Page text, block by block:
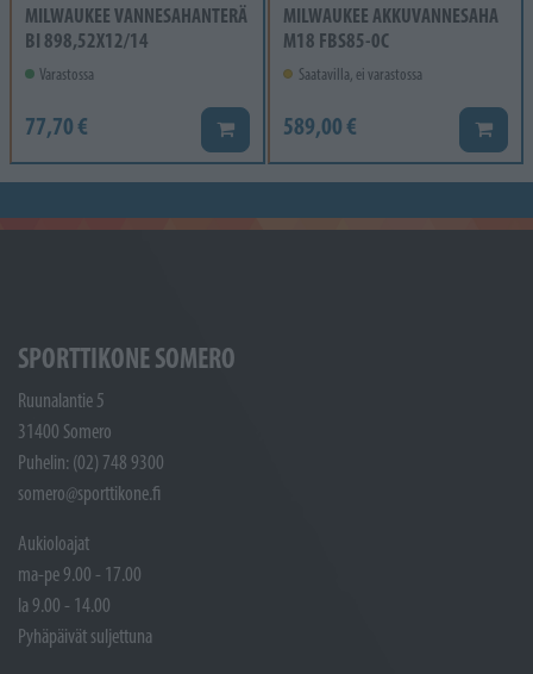
MILWAUKEE VANNESAHANTERÄ
BI 898,52X12/14
Varastossa
77,70 € Lisää koriin
MILWAUKEE AKKUVANNESAHA
M18 FBS85-0C
Saatavilla, ei varastossa
589,00 € Lisää
SPORTTIKONE SOMERO
Ruunalantie 5
31400 Somero
Puhelin: (02) 748 9300
somero@sporttikone.fi
Aukioloajat
ma-pe 9.00 - 17.00
la 9.00 - 14.00
Pyhäpäivät suljettuna